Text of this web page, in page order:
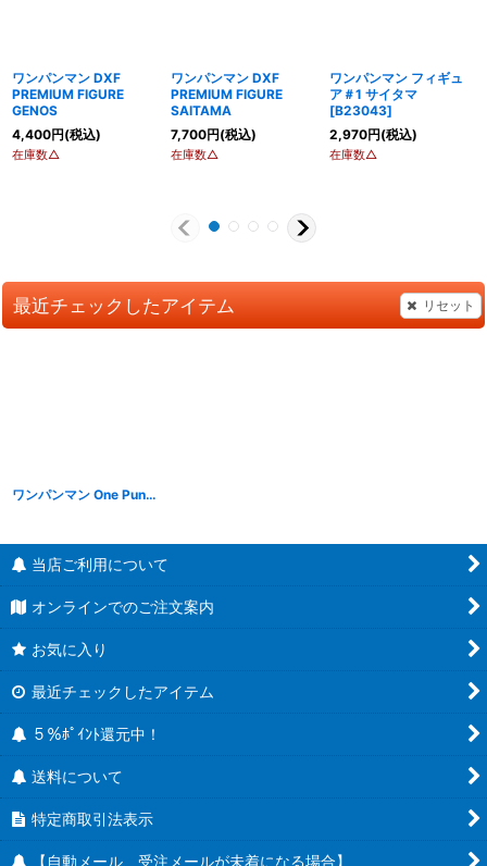
ワンパンマン DXF
PREMIUM FIGURE
GENOS
4,400円(税込)
在庫数△
ワンパンマン DXF
PREMIUM FIGURE
SAITAMA
7,700円(税込)
在庫数△
ワンパンマン フィギュ
ア＃1 サイタマ
[B23043]
2,970円(税込)
在庫数△
最近チェックしたアイテム リセット
ワンパンマン One Punch Life サイタマ 買い物
当店ご利用について
オンラインでのご注文案内
お気に入り
最近チェックしたアイテム
５％ﾎﾟｲﾝﾄ還元中！
送料について
特定商取引法表示
【自動メール、受注メールが未着になる場合】